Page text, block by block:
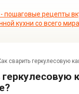
сварить геркулесовую